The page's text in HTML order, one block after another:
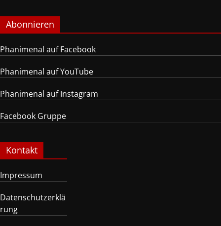
Abonnieren
Phanimenal auf Facebook
Phanimenal auf YouTube
Phanimenal auf Instagram
Facebook Gruppe
Kontakt
Impressum
Datenschutzerklä
rung